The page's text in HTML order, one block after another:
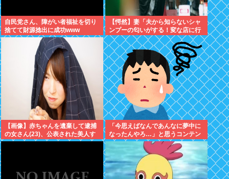
自民党さん、障がい者福祉を切り
捨てて財源捻出に成功www
【愕然】妻「夫から知らないシャ
ンプーの匂いがする！変な店に行
ってるに違いない！！！」探偵
「調べたところ･･･」⇒結果ｗｗ
【画像】赤ちゃんを遺棄して逮捕
の女さん(23)、公表された美人す
ぎるご尊顔がこちら⇒www
「今思えばなんであんなに夢中に
なったんやろ…」と思うコンテン
ツ